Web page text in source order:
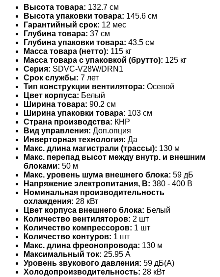
Высота товара: 132.7 см
Высота упаковки товара: 145.6 см
Гарантийный срок: 12 мес
Глубина товара: 37 см
Глубина упаковки товара: 43.5 см
Масса товара (нетто): 115 кг
Масса товара с упаковкой (брутто): 125 кг
Серия: SDVC-V28W/DRN1
Срок службы: 7 лет
Тип конструкции вентилятора: Осевой
Цвет корпуса: Белый
Ширина товара: 90.2 см
Ширина упаковки товара: 103 см
Страна производства: КНР
Вид управления: Доп.опция
Инверторная технология: Да
Макс. длина магистрали (трассы): 130 м
Макс. перепад высот между внутр. и внешним
блоками: 50 м
Макс. уровень шума внешнего блока: 59 дБ
Напряжение электропитания, В: 380 - 400 В
Номинальная производительность
охлаждения: 28 кВт
Цвет корпуса внешнего блока: Белый
Количество вентиляторов: 2 шт
Количество компрессоров: 1 шт
Количество контуров: 1 шт
Макс. длина фреонопровода: 130 м
Максимальный ток: 25.95 А
Уровень звукового давления: 59 дБ(А)
Холодопроизводительность: 28 кВт